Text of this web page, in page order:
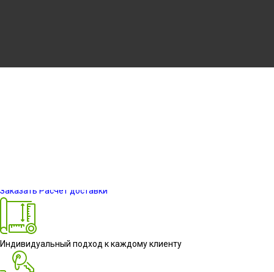
Заказать Расчет доставки
Индивидуальный подход к каждому клиенту